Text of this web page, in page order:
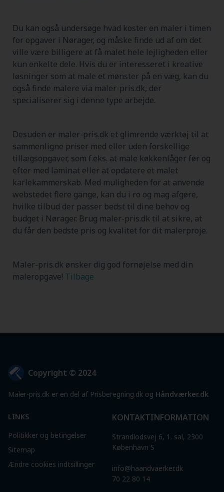
Du kan også undersøge hvad koster en maler i timen
for opgaver i Nørager, og måske finde ud af om det
ville være billigere at få malet hele lejligheden eller
kun enkelte dele. Hvis du er interesseret i kreative
løsninger som at male et mønster på en væg, kan du
også finde malere via maler-pris.dk, der
specialiserer sig i denne type arbejde.
Desuden er maler-pris.dk et glimrende værktøj til at
sammenligne priser med eller uden forskellige
tillægsopgaver, som f.eks. at male køkkenlåger før og
efter med laminat eller at opdatere et malet
karlekammerskab. Med muligheden for at anvende
webstedet flere gange, kan du i ro og mag afgøre,
hvilke tilbud der passer bedst til dine behov og
budget i Nørager. Brug maler-pris.dk til at sikre, at
du får den bedste pris og kvalitet for dit malerproje.
Maler-pris.dk ønsker dig god fornøjelse med din
maleropgave! Tilbage
Copyright © 2024
Maler-pris.dk er en del af Prisberegning.dk og Håndværker.dk
LINKS
Politikker og betingelser
Sitemap
Ændre cookies indtsillinger
KONTAKTINFORMATION
Strandlodsvej 6, 1. sal, 2300
København S
info@haandvaerker.dk
70 22 80 14